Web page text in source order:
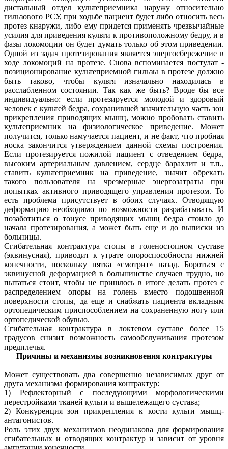
дистальный отдел культеприемника наружу относительно
гильзового РСУ, при ходьбе пациент будет либо относить весь
протез кнаружи, либо ему придется применять чрезвычайные
усилия для приведения культи к противоположному бедру, и в
фазы локомоции он будет думать только об этом приведении.
Одной из задач протезирования является энергосбережение в
ходе локомоций на протезе. Снова вспоминается постулат -
позиционирование культеприемной гильзы в протезе должно
быть таково, чтобы культя изначально находилась в
расслабленном состоянии. Так как же быть? Вроде бы все
индивидуально: если протезируется молодой и здоровый
человек с культей бедра, сохранившей значительную часть зон
прикрепления приводящих мышц, можно пробовать ставить
культеприемник на физиологическое приведение. Может
получится, только намучается пациент, и не факт, что пробная
носка закончится утверждением данной схемы построения.
Если протезируется пожилой пациент с отведением бедра,
высоким артериальным давлением, сердце барахлит и т.п.,
ставить культеприемник на приведение, значит обрекать
такого пользователя на чрезмерные энергозатраты при
попытках активного приводящего управления протезом. То
есть проблема присутствует в обоих случаях. Отводящую
деформацию необходимо по возможности разрабатывать. И
позаботиться о тонусе приводящих мышц бедра стоило до
начала протезирования, а может быть еще и до выписки из
больницы.
Сгибательная контрактура стопы в голеностопном суставе
(эквинусная), приводит к утрате опороспособности нижней
конечности, поскольку пятка «смотрит» назад. Бороться с
эквинусной деформацией в большинстве случаев трудно, но
пытаться стоит, чтобы не пришлось в итоге делать протез с
распределением опоры на голень вместо подошвенной
поверхности стопы, да еще и снабжать пациента вкладным
ортопедическим приспособлением на сохраненную ногу или
ортопедической обувью.
Сгибательная контрактура в локтевом суставе более 15
градусов снизит возможность самообслуживания протезом
предплечья.
Причины и механизмы возникновения контрактуры
Может существовать два совершенно независимых друг от
друга механизма формирования контрактур:
1) Рефлекторный с последующими морфологическими
перестройками тканей культи и вышележащего сустава;
2) Конкуренция зон прикрепления к кости культи мышц-
антагонистов.
Роль этих двух механизмов неодинакова для формирования
сгибательных и отводящих контрактур и зависит от уровня